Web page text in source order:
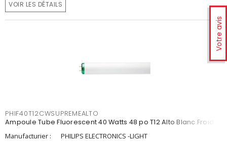
Votre avis
VOIR LES DÉTAILS
PHIF40T12CWSUPREMEALTO
Ampoule Tube Fluorescent 40 Watts 48 po T12 Alto Blanc Froid
Manufacturier :
PHILIPS ELECTRONICS -LIGHT